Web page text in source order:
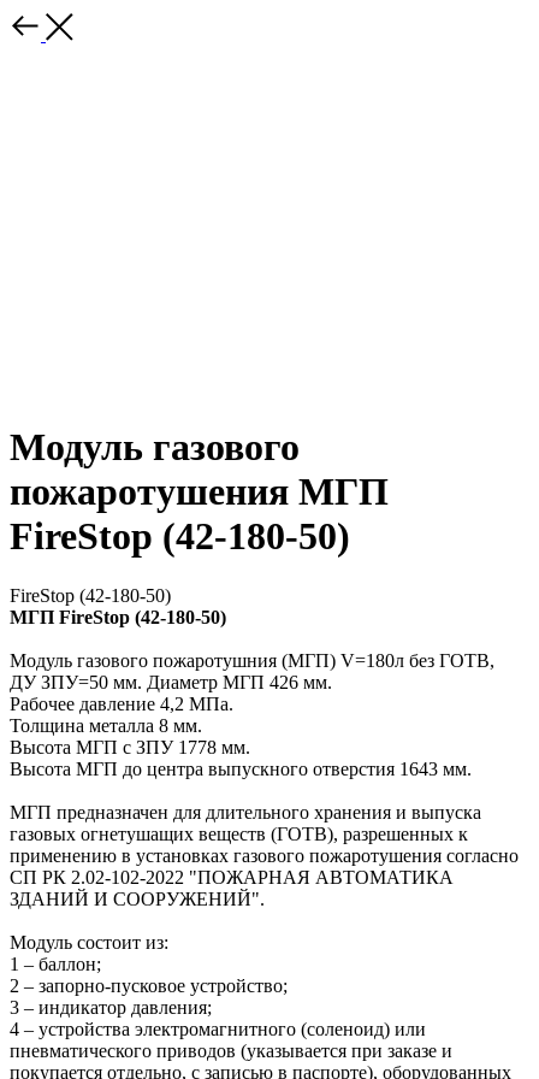
Модуль газового
пожаротушения МГП
FireStop (42-180-50)
FireStop (42-180-50)
МГП FireStop (42-180-50)
Модуль газового пожаротушния (МГП) V=180л без ГОТВ,
ДУ ЗПУ=50 мм. Диаметр МГП 426 мм.
Рабочее давление 4,2 МПа.
Толщина металла 8 мм.
Высота МГП с ЗПУ 1778 мм.
Высота МГП до центра выпускного отверстия 1643 мм.
МГП предназначен для длительного хранения и выпуска
газовых огнетушащих веществ (ГОТВ), разрешенных к
применению в установках газового пожаротушения согласно
СП РК 2.02-102-2022 "ПОЖАРНАЯ АВТОМАТИКА
ЗДАНИЙ И СООРУЖЕНИЙ".
Модуль состоит из:
1 – баллон;
2 – запорно-пусковое устройство;
3 – индикатор давления;
4 – устройства электромагнитного (соленоид) или
пневматического приводов (указывается при заказе и
покупается отдельно, с записью в паспорте), оборудованных